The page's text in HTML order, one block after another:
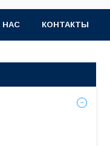
НАС КОНТАКТЫ